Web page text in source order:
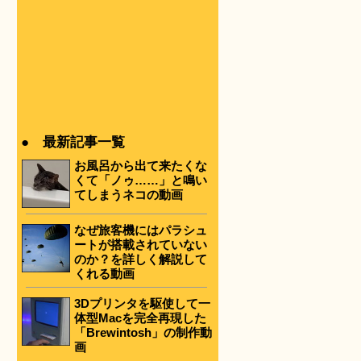
● 最新記事一覧
お風呂から出て来たくな
くて「ノゥ……」と鳴い
てしまうネコの動画
なぜ旅客機にはパラシュ
ートが搭載されていない
のか？を詳しく解説して
くれる動画
3Dプリンタを駆使して一
体型Macを完全再現した
「Brewintosh」の制作動
画